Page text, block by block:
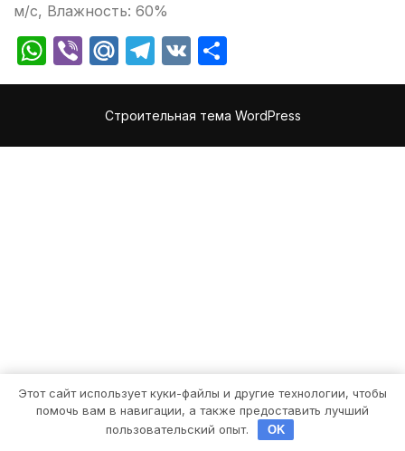
м/с, Влажность: 60%
WhatsApp
ViberMail.Ru
Telegram
VK
Строительная тема WordPress
Этот сайт использует куки-файлы и другие технологии, чтобы
помочь вам в навигации, а также предоставить лучший
пользовательский опыт.
OK